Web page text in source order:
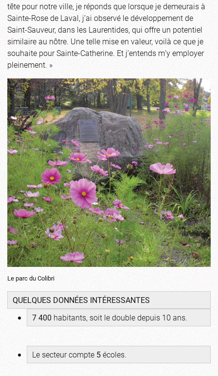
tête pour notre ville, je réponds que lorsque je demeurais à
Sainte-Rose de Laval, j’ai observé le développement de
Saint-Sauveur, dans les Laurentides, qui offre un potentiel
similaire au nôtre. Une telle mise en valeur, voilà ce que je
souhaite pour Sainte-Catherine. Et j’entends m’y employer
pleinement. »
Le parc du Colibri
QUELQUES DONNÉES INTÉRESSANTES
7 400 habitants, soit le double depuis 10 ans.
Le secteur compte 5écoles.